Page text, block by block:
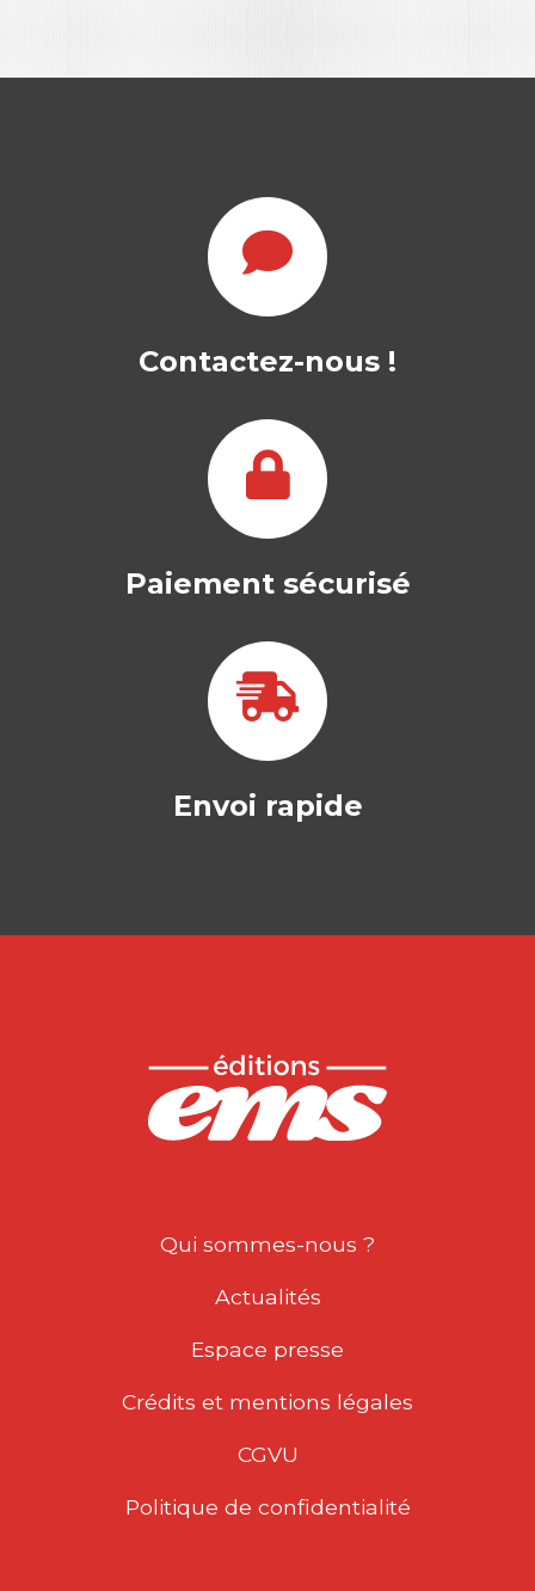
BEAUTÉ ETHNIQUE
SOUS TENSION
-- OUVRAGE LABELLISÉ FNEGE 2018 --
"Nous, on navigue entre deux cultures,
18,00
Contactez-nous !
Paiement sécurisé
Envoi rapide
Qui sommes-nous ?
Actualités
Espace presse
Crédits et mentions légales
CGVU
Politique de confidentialité